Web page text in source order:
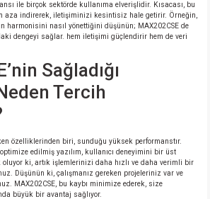
ile birçok sektörde kullanıma elverişlidir. Kısacası, bu
aza indirerek, iletişiminizi kesintisiz hale getirir. Örneğin,
harmonisini nasıl yönettiğini düşünün; MAX202CSE de
dengeyi sağlar. hem iletişimi güçlendirir hem de veri
Sağladığı
Tercih
özelliklerinden biri, sunduğu yüksek performanstır.
edilmiş yazılım, kullanıcı deneyimini bir üst
oluyor ki, artık işlemlerinizi daha hızlı ve daha verimli bir
Düşünün ki, çalışmanız gereken projeleriniz var ve
MAX202CSE, bu kaybı minimize ederek, size
büyük bir avantaj sağlıyor.